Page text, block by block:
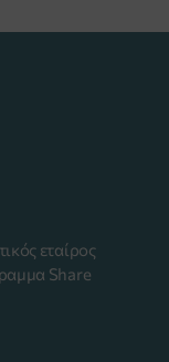
εταίρος
Share